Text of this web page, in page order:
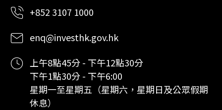
+852 3107 1000
enq@investhk.gov.hk
上午8點45分 - 下午12點30分
下午1點30分 - 下午6:00
星期一至星期五（星期六，星期日及公眾假期
休息）